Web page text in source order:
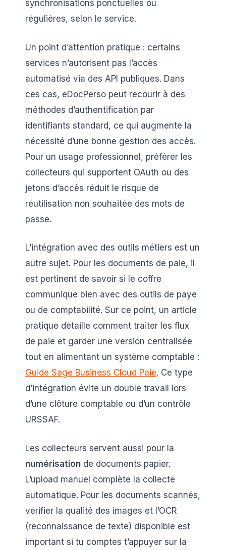
synchronisations ponctuelles ou
régulières, selon le service.
Un point d’attention pratique : certains
services n’autorisent pas l’accès
automatisé via des API publiques. Dans
ces cas, eDocPerso peut recourir à des
méthodes d’authentification par
identifiants standard, ce qui augmente la
nécessité d’une bonne gestion des accès.
Pour un usage professionnel, préférer les
collecteurs qui supportent OAuth ou des
jetons d’accès réduit le risque de
réutilisation non souhaitée des mots de
passe.
L’intégration avec des outils métiers est un
autre sujet. Pour les documents de paie, il
est pertinent de savoir si le coffre
communique bien avec des outils de paye
ou de comptabilité. Sur ce point, un article
pratique détaille comment traiter les flux
de paie et garder une version centralisée
tout en alimentant un système comptable :
Guide Sage Business Cloud Paie. Ce type
d’intégration évite un double travail lors
d’une clôture comptable ou d’un contrôle
URSSAF.
Les collecteurs servent aussi pour la
numérisation de documents papier.
L’upload manuel complète la collecte
automatique. Pour les documents scannés,
vérifier la qualité des images et l’OCR
(reconnaissance de texte) disponible est
important si tu comptes t’appuyer sur la